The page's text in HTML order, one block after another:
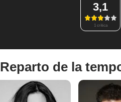
3,1
1 crítica
Reparto de la